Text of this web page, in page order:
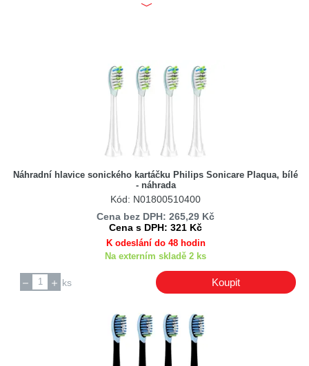
Náhradní hlavice sonického kartáčku Philips Sonicare Plaqua, bílé
- náhrada
Kód: N01800510400
Cena bez DPH: 265,29 Kč
Cena s DPH: 321 Kč
K odeslání do 48 hodin
Na externím skladě 2 ks
ks Koupit